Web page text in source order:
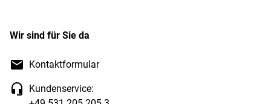
Wir sind für Sie da
Kontaktformular
Kundenservice: